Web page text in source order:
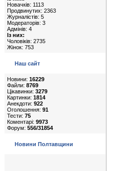
Новачків: 1113
Продвинутих: 2363
Журналістів: 5
Модераторів: 3
Адмінів: 4
Із них:
Чоловіків: 2735
Жінок: 753
Наш сайт
Новини: 16229
Файли: 8769
Цікавинки: 3279
Картинки: 1814
Анекдоти: 922
Оголошення: 91
Тести: 75
Коментарі: 9973
Форум: 556/31854
Новини Полтавщини